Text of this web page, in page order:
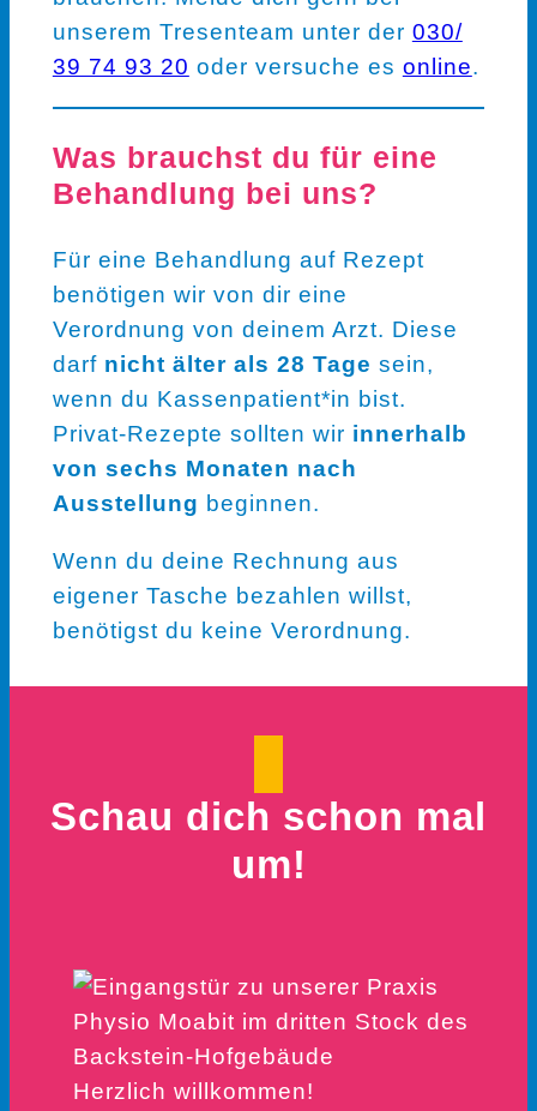
unserem Tresenteam unter der 030/
39 74 93 20 oder versuche es online.
Was brauchst du für eine
Behandlung bei uns?
Für eine Behandlung auf Rezept
benötigen wir von dir eine
Verordnung von deinem Arzt. Diese
darf nicht älter als 28 Tage sein,
wenn du Kassenpatient*in bist.
Privat-Rezepte sollten wir innerhalb
von sechs Monaten nach
Ausstellung beginnen.
Wenn du deine Rechnung aus
eigener Tasche bezahlen willst,
benötigst du keine Verordnung.
Schau dich schon mal
um!
Herzlich willkommen!